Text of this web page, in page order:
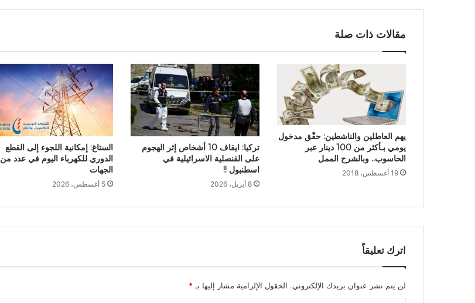
مقالات ذات صلة
يهم العاطلين والناشطين: حقّق مدخول
يومي بـأكثر من 100 دينار عبر
الحاسوب.. وبالشرح الممل
19 أغسطس، 2018
تركيا: ايقاف 10 أشخاص إثر الهجوم
على القنصلية الاسرائيلية في
اسطنبول !!
8 أبريل، 2026
الستاغ: إمكانية اللجوء إلى القطع
الدوري للكهرباء اليوم في عدد من
الجهات
5 أغسطس، 2026
اترك تعليقاً
لن يتم نشر عنوان بريدك الإلكتروني. الحقول الإلزامية مشار إليها بـ *